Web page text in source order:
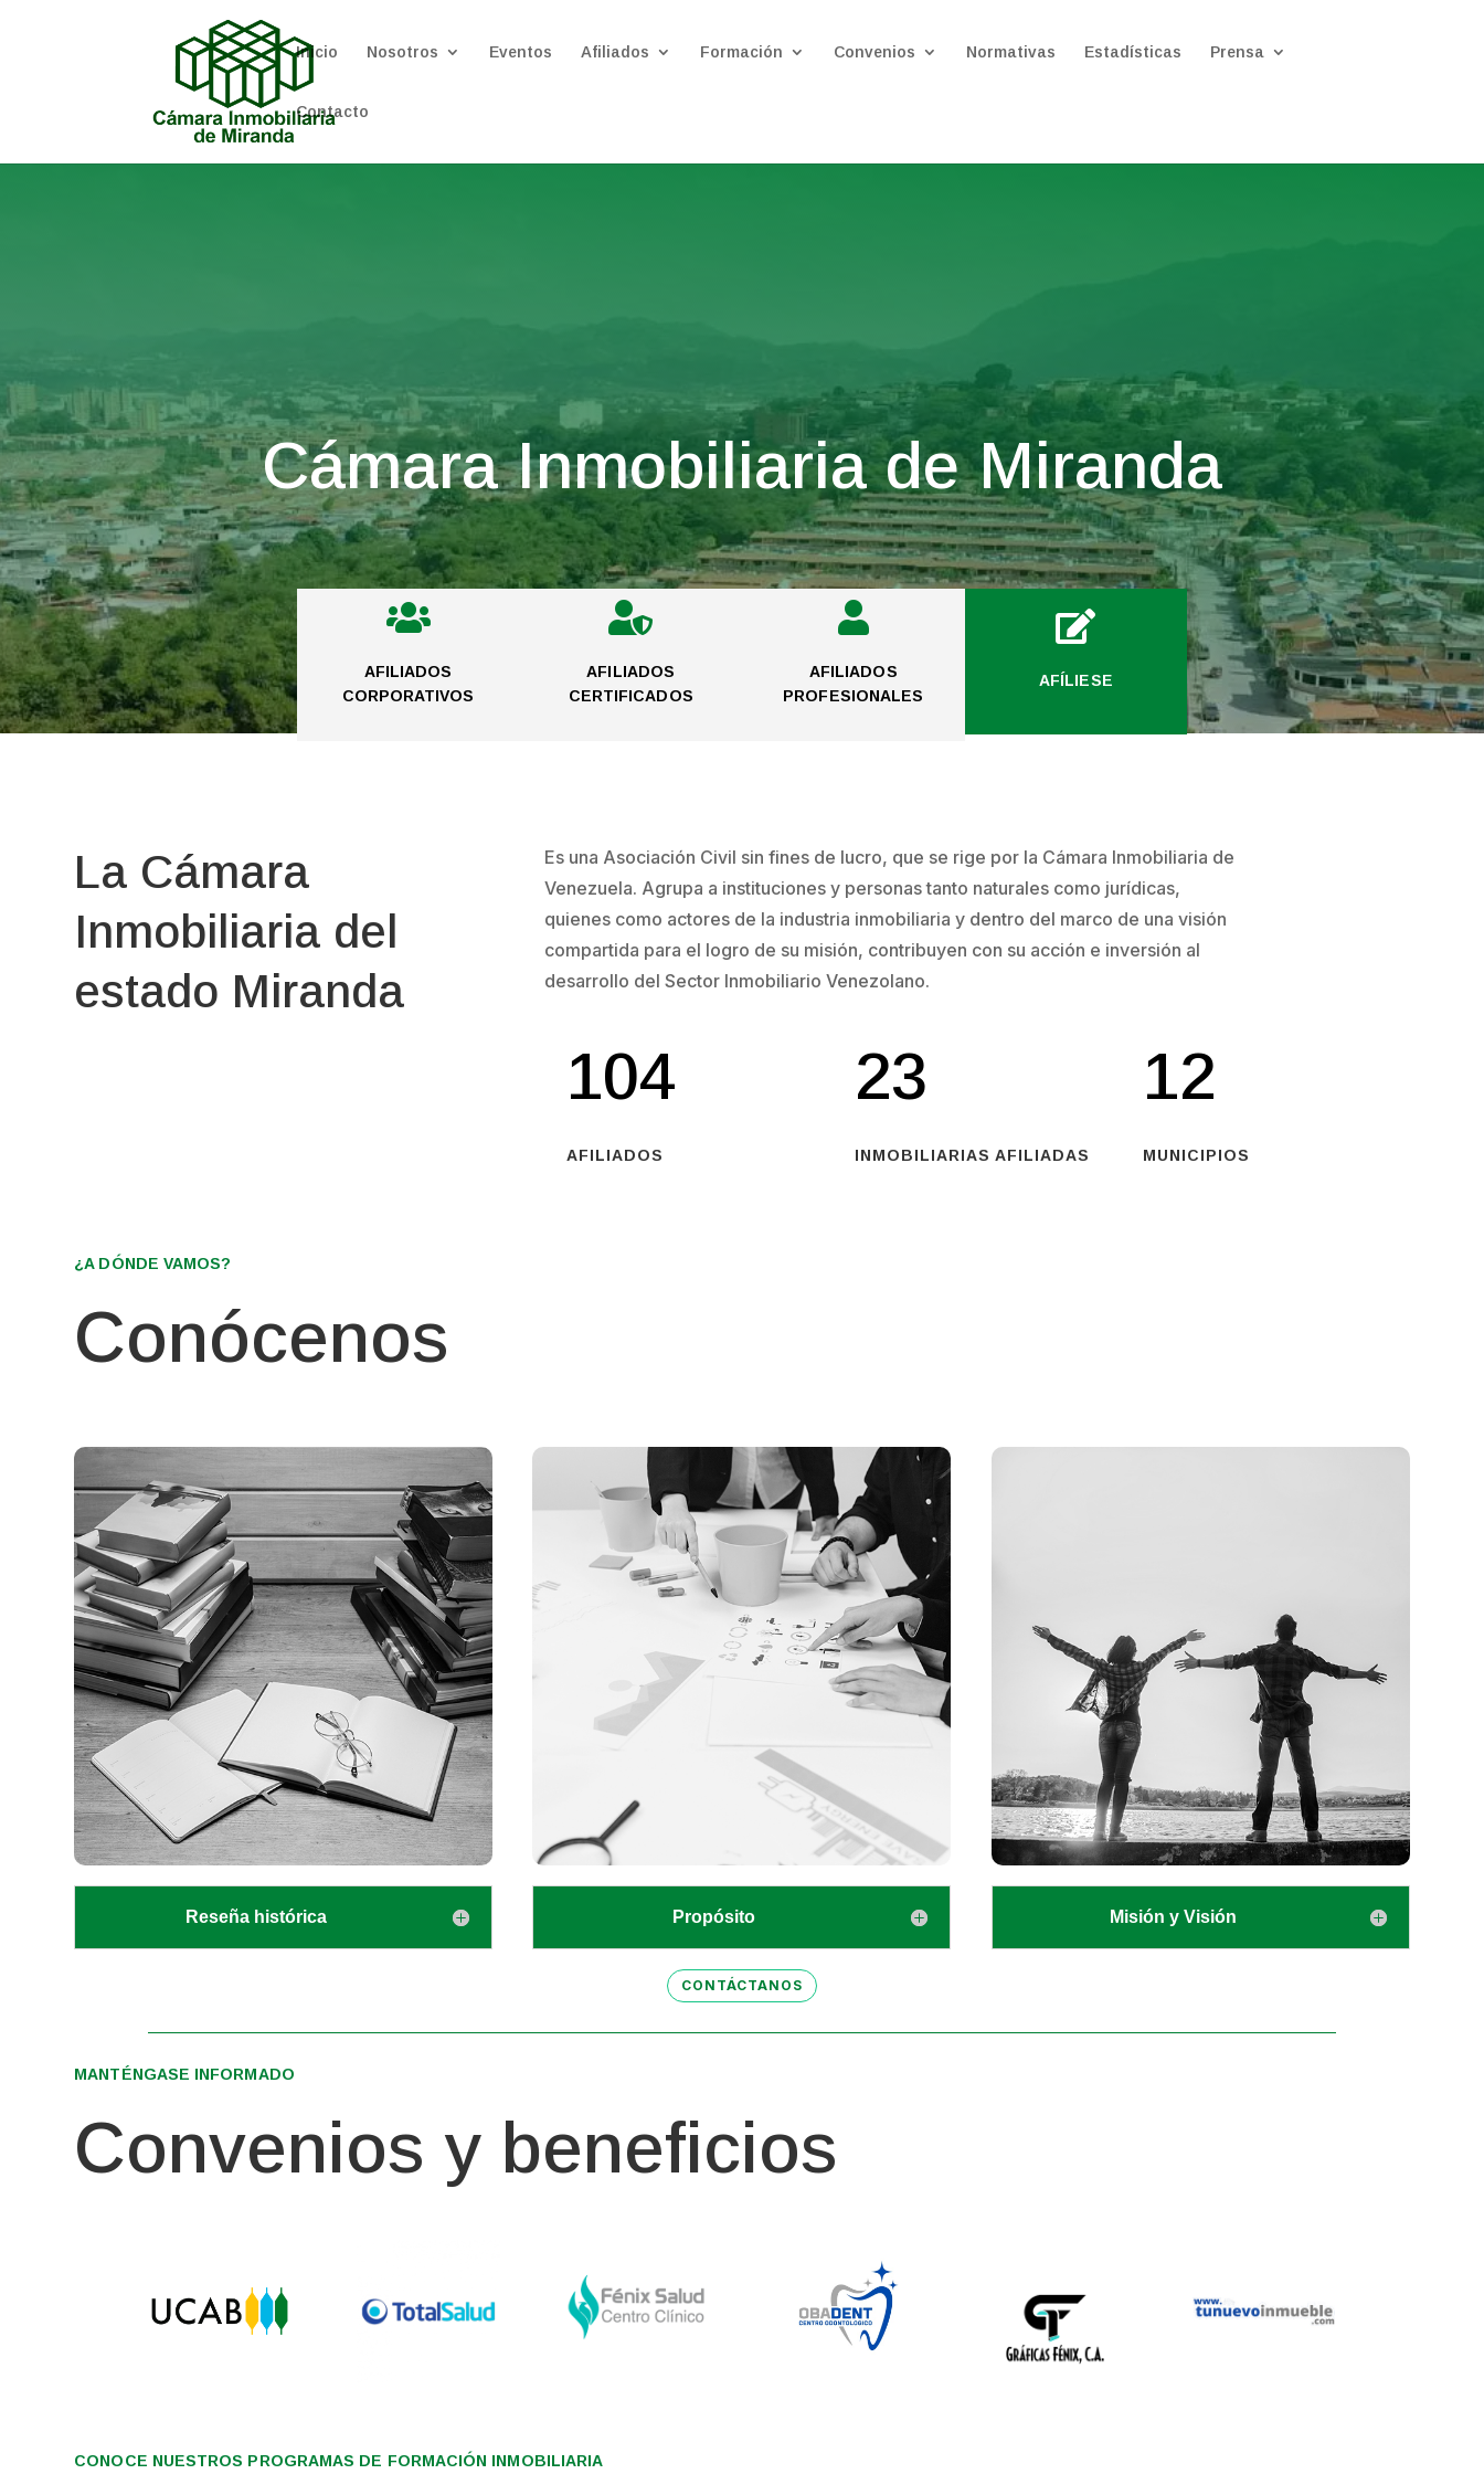
Inicio Nosotros Eventos Afiliados Formación Convenios Normativas Estadísticas Prensa
Contacto
Cámara Inmobiliaria de Miranda

AFILIADOS
CORPORATIVOS

AFILIADOS
CERTIFICADOS

AFILIADOS
PROFESIONALES

AFÍLIESE
La Cámara
Inmobiliaria del
estado Miranda
Es una Asociación Civil sin fines de lucro, que se rige por la Cámara Inmobiliaria de
Venezuela. Agrupa a instituciones y personas tanto naturales como jurídicas,
quienes como actores de la industria inmobiliaria y dentro del marco de una visión
compartida para el logro de su misión, contribuyen con su acción e inversión al
desarrollo del Sector Inmobiliario Venezolano.
104
AFILIADOS
23
INMOBILIARIAS AFILIADAS
12
MUNICIPIOS
¿A DÓNDE VAMOS?
Conócenos
Reseña histórica Propósito
CONTÁCTANOS
Misión y Visión
MANTÉNGASE INFORMADO
Convenios y beneficios
CONOCE NUESTROS PROGRAMAS DE FORMACIÓN INMOBILIARIA